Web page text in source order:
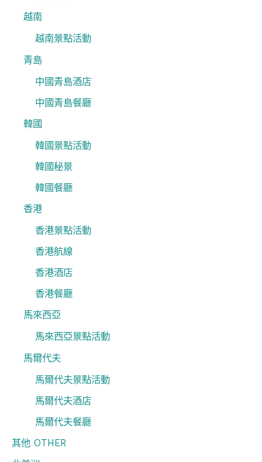
越南
越南景點活動
青島
中國青島酒店
中國青島餐廳
韓國
韓國景點活動
韓國秘景
韓國餐廳
香港
香港景點活動
香港航線
香港酒店
香港餐廳
馬來西亞
馬來西亞景點活動
馬爾代夫
馬爾代夫景點活動
馬爾代夫酒店
馬爾代夫餐廳
其他 OTHER